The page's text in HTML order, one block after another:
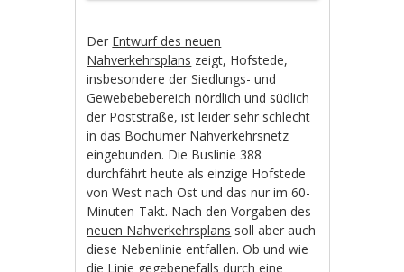
Der Entwurf des neuen
Nahverkehrsplans zeigt, Hofstede,
insbesondere der Siedlungs- und
Gewebebebereich nördlich und südlich
der Poststraße, ist leider sehr schlecht
in das Bochumer Nahverkehrsnetz
eingebunden. Die Buslinie 388
durchfährt heute als einzige Hofstede
von West nach Ost und das nur im 60-
Minuten-Takt. Nach den Vorgaben des
neuen Nahverkehrsplans soll aber auch
diese Nebenlinie entfallen. Ob und wie
die Linie gegebenefalls durch eine